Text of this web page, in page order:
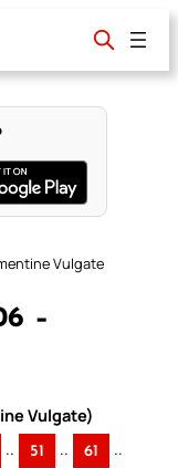
Vulgate
–
Vulgate)
.. 51 .. 61 ..